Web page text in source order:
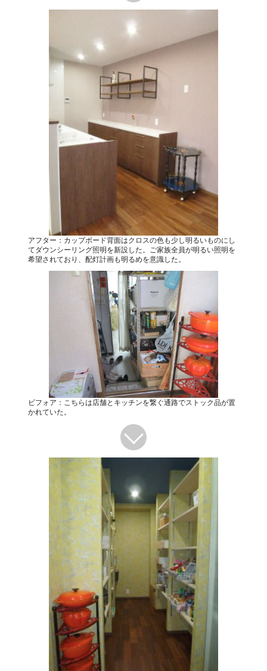
アフター：カップボード背面はクロスの色も少し明るいものにし
てダウンシーリング照明を新設した。ご家族全員が明るい照明を
希望されており、配灯計画も明るめを意識した。
ビフォア：こちらは店舗とキッチンを繋ぐ通路でストック品が置
かれていた。